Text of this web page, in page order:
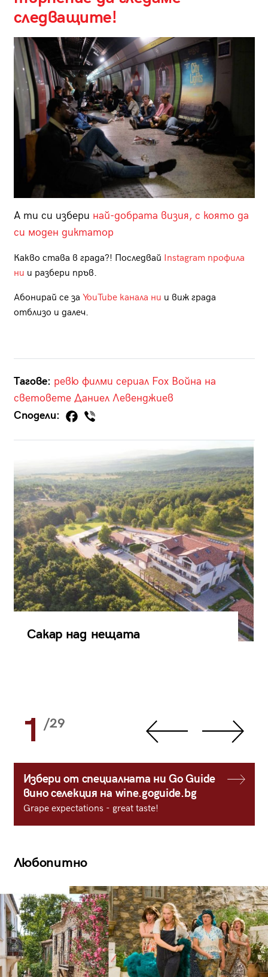
следващите!
А ти си избери най-добрата визия, с която да
си моден диктатор
Какво става в града?! Последвай Instagram профила
ни и разбери пръв.
Абонирай се за YouTube канала ни и виж града
отблизо и далеч.
Тагове: ревю филми сериал Fox Война на
световете Даниел Левенджиев
Сподели:
Сакар над нещата
1 /29
Избери от специалната ни Go Guide
вино селекция на wine.goguide.bg
Grape expectations - great taste!
Любопитно